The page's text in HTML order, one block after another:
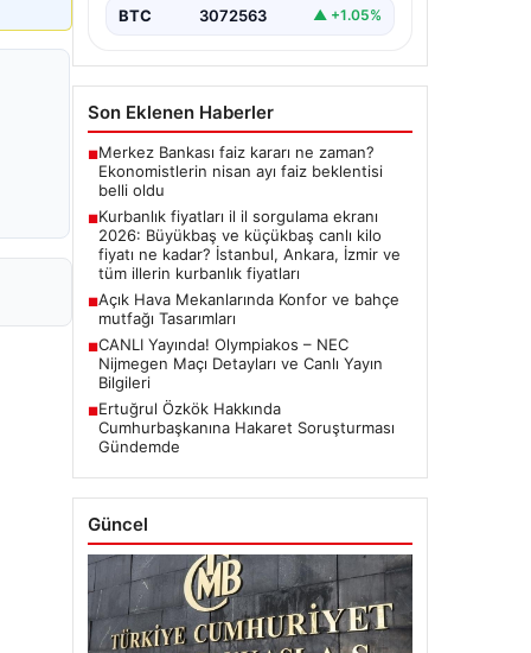
BTC 3072563 ▲ +1.05%
Son Eklenen Haberler
■Merkez Bankası faiz kararı ne zaman?
Ekonomistlerin nisan ayı faiz beklentisi
belli oldu
■Kurbanlık fiyatları il il sorgulama ekranı
2026: Büyükbaş ve küçükbaş canlı kilo
fiyatı ne kadar? İstanbul, Ankara, İzmir ve
tüm illerin kurbanlık fiyatları
■Açık Hava Mekanlarında Konfor ve bahçe
mutfağı Tasarımları
■CANLI Yayında! Olympiakos – NEC
Nijmegen Maçı Detayları ve Canlı Yayın
Bilgileri
■Ertuğrul Özkök Hakkında
Cumhurbaşkanına Hakaret Soruşturması
Gündemde
Güncel